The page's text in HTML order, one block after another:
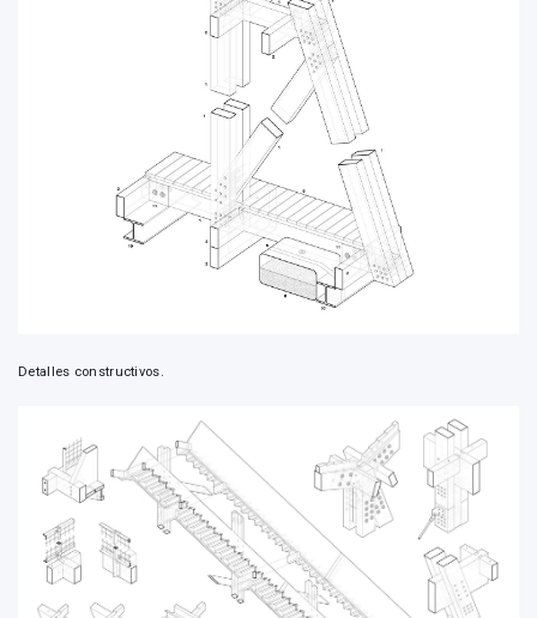
Detalles constructivos.